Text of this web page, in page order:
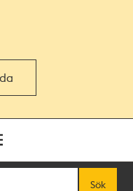
Sök